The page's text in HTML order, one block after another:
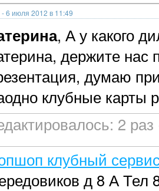
- 6 июля 2012 в 11:49
, А у какого
держите нас
думаю
клубные карты
2
клубный
д 8 А Тел